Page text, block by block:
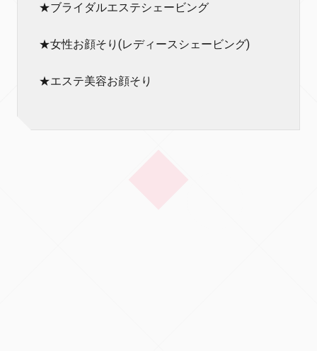
★ブライダルエステシェービング
★女性お顔そり(レディースシェービング)
★エステ美容お顔そり